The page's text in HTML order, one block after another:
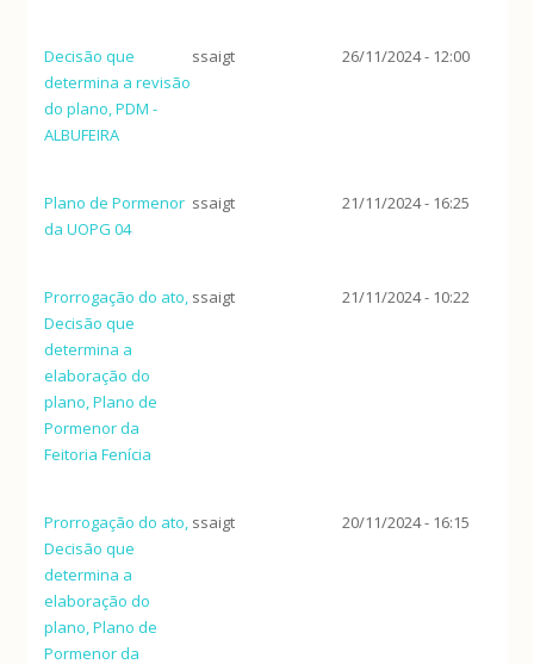
Decisão que
determina a revisão
do plano, PDM -
ALBUFEIRA
ssaigt 26/11/2024 - 12:00
Plano de Pormenor
da UOPG 04
ssaigt 21/11/2024 - 16:25
Prorrogação do ato,
Decisão que
determina a
elaboração do
plano, Plano de
Pormenor da
Feitoria Fenícia
ssaigt 21/11/2024 - 10:22
Prorrogação do ato,
Decisão que
determina a
elaboração do
plano, Plano de
Pormenor da
ssaigt 20/11/2024 - 16:15